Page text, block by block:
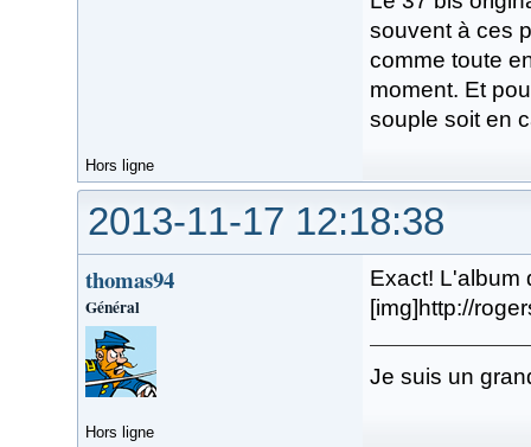
souvent à ces
comme toute
moment. Et
souple soit en
Hors ligne
2013-11-17 12:18:38
thomas94
Général
Exact! L'album
[img]http://
Je suis un
Hors ligne